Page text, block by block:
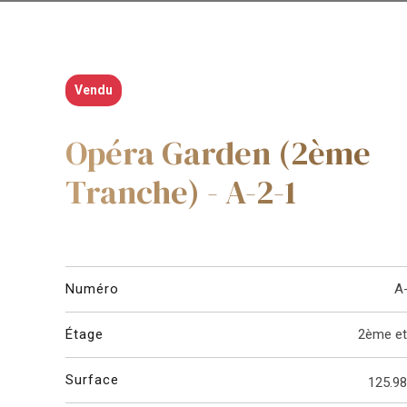
Vendu
Opéra Garden (2ème
Tranche) - A-2-1
Numéro
Étage 2ème
Surface